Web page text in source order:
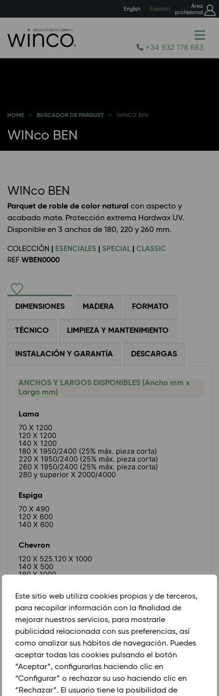
Este sitio web utiliza cookies propias y de terceros,
para recopilar información con la finalidad de
mejorar nuestros servicios, para mostrarle
publicidad relacionada con sus preferencias, así
como analizar sus hábitos de navegación. Puedes
aceptar todas las cookies pulsando el botón
“Aceptar”, configurarlas haciendo clic en
“Configurar” o rechazar su uso haciendo clic en
“Rechazar”. El usuario tiene la posibilidad de
English Español
Área
profesional
+34 932 178 683
HOME BUSCADOR DE PARQUET WINCO BEN
WINco BEN
WINco BEN
Parquet de roble de color natural con aspecto y
acabado mate. Protección extrema Hardwax UV.
Disponible en 3 anchos de 180, 220 y 260 mm.
COLECCIÓN ESENCIALES SPECIAL
CLASSIC
REF WBEN0000
DIMENSIONES MADERA FORMATO
TÉCNICO LIMPIEZA Y MANTENIMIENTO
INSTALACIÓN Y GARANTÍA DESCARGAS
ANCHOS Y LARGOS DISPONIBLES (Ancho mm x
Largo mm)
Lama
70 X 1200
120 X 1200
140 X 1200
180 X 1950/2400 (25% máx. pieza corta)
220 X 1950/2400 (25% máx. pieza corta)
260 X 1950/2400 (25% máx. pieza corta)
280 y superior X 2000/4000
Espiga
70 X 490
120 X 600
140 X 600
Chevron
120 X 525.120 X 1000
140 X 500
180 X 1000
13/4
PEDIR CITA PREVIA
PRODUCTOS RELACIONADOS.